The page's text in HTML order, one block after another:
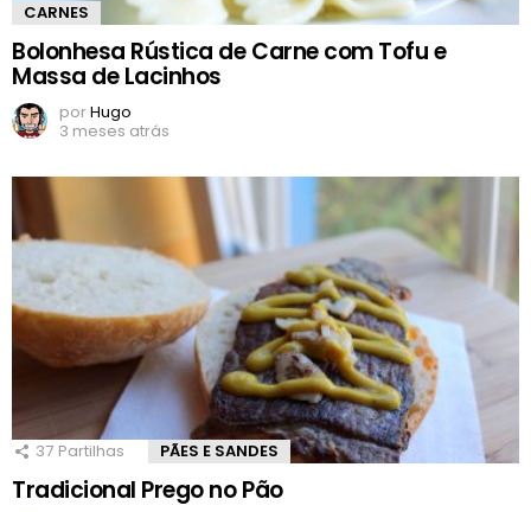
CARNES
Bolonhesa Rústica de Carne com Tofu e
Massa de Lacinhos
porHugo
3 meses atrás
37 Partilhas PÃES E SANDES
Tradicional Prego no Pão